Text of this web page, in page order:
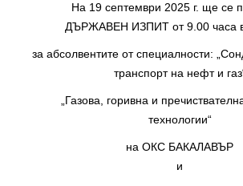
На 19 септември 2025 г. ще се
ДЪРЖАВЕН ИЗПИТ от 9.00 часа в
за абсолвентите от специалности:
транспорт на нефт и
„Газова, горивна и
технологии“
на ОКС БАКАЛАВЪР
и